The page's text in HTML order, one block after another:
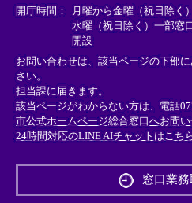
＞
＞
＞
開庁時間：
月曜から金曜（祝日除く
水曜（祝日除く）一部窓
開設
お問い合わせは、該当ページの下部
さい。
担当課に届きます。
該当ページがわからない方は、電話
市公式ホームページ総合窓口へお問い
24時間対応のLINE AIチャットはこち
外
リ
窓口業